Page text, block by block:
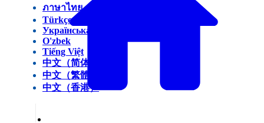
ภาษาไทย
Türkçe
Українська
O'zbek
Tiếng Việt
中文（简体）
中文（繁體）
中文（香港）